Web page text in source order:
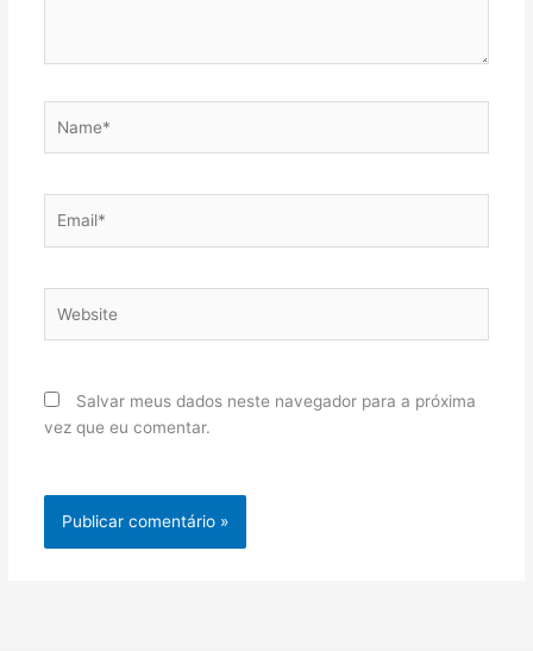
Salvar meus dados neste navegador para a próxima
vez que eu comentar.